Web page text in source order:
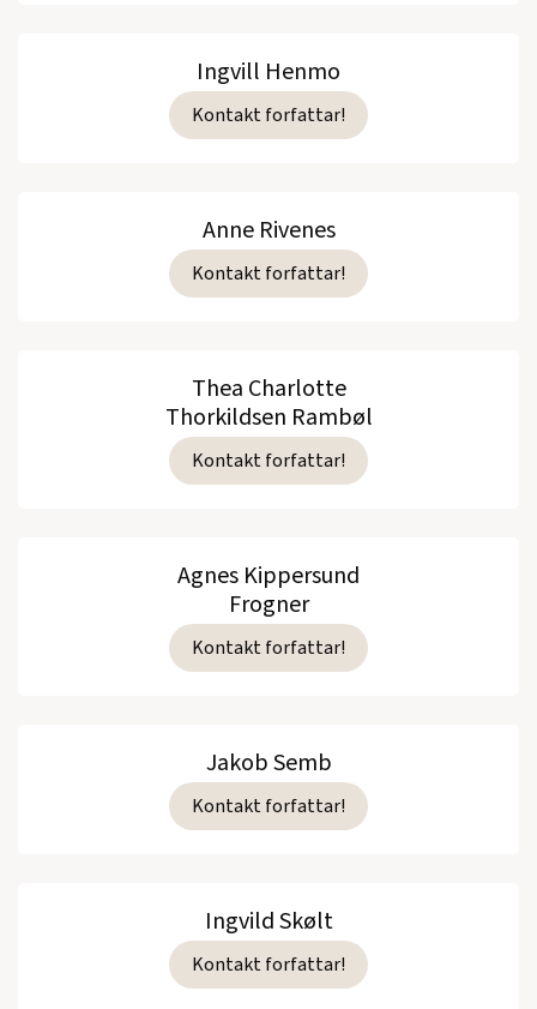
Ingvill Henmo
Kontakt forfattar!
Anne Rivenes
Kontakt forfattar!
Thea Charlotte
Thorkildsen Rambøl
Kontakt forfattar!
Agnes Kippersund
Frogner
Kontakt forfattar!
Jakob Semb
Kontakt forfattar!
Ingvild Skølt
Kontakt forfattar!